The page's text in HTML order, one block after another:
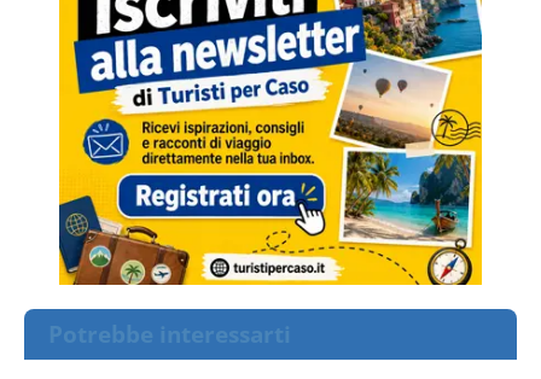
Potrebbe interessarti